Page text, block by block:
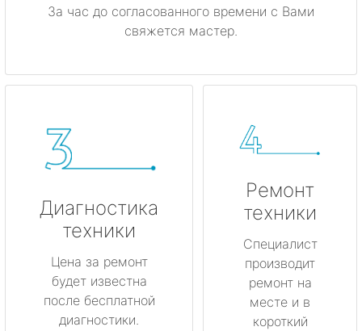
За час до согласованного времени с Вами
свяжется мастер.
Диагностика
техники
Цена за ремонт
будет известна
после бесплатной
диагностики.
Ремонт
техники
Специалист
производит
ремонт на
месте и в
короткий